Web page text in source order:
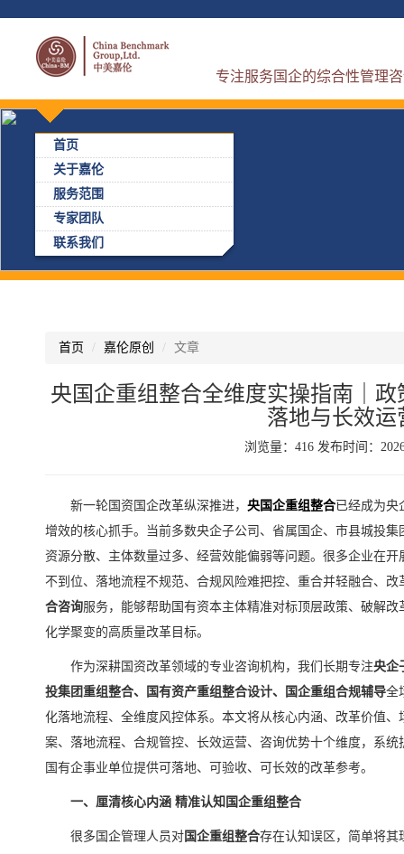
专注服务国企的综合性管理
首页
关于嘉伦
服务范围
专家团队
联系我们
首页 嘉伦原创 文章
央国企重组整合全维度实操指南｜
落地与长效运
浏览量：416 发布时间：
新一轮国资国企改革纵深推进， 央国企重组整合已经成为央
增效的核心抓手。当前多数央企子公司、省属国企、市县城投
资源分散、主体数量过多、经营效能偏弱等问题。很多企业在开
不到位、落地流程不规范、合规风险难把控、重合并轻融合、
合咨询服务，能够帮助国有资本主体精准对标顶层政策、破解
化学聚变的高质量改革目标。
作为深耕国资改革领域的专业咨询机构，我们长期专注央企
投集团重组整合、国有资产重组整合设计、国企重组合规辅导全
化落地流程、全维度风控体系。本文将从核心内涵、改革价值
案、落地流程、合规管控、长效运营、咨询优势十个维度，系
国有企事业单位提供可落地、可验收、可长效的改革参考。
一、厘清核心内涵 精准认知国企重组整合
很多国企管理人员对 国企重组整合存在认知误区，简单将其